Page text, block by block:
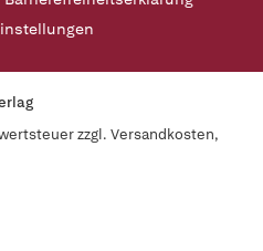
zzgl. Versandkosten,